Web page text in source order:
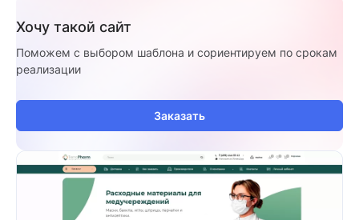
Хочу такой сайт
Поможем с выбором шаблона и сориентируем по срокам
реализации
Заказать